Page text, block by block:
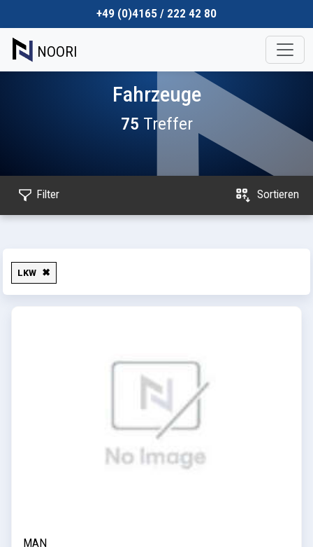
+49 (0)4165 / 222 42 80
NOORI
Fahrzeuge
75 Treffer
Filter Sortieren
LKW ✖
MAN